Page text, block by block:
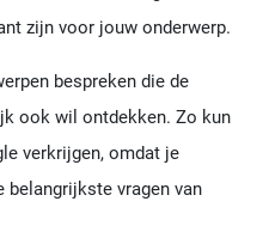
zijn voor jouw onderwerp.
bespreken die de
ook wil ontdekken. Zo kun
verkrijgen, omdat je
vragen van